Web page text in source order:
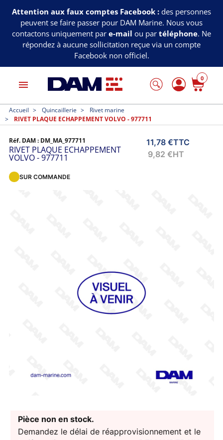
Attention aux faux comptes Facebook : des personnes
peuvent se faire passer pour DAM Marine. Nous vous
contactons uniquement par e-mail ou par téléphone. Ne
répondez à aucune sollicitation reçue via un compte
Facebook non officiel.
menu
0
Accueil Quincaillerie
Rivet marine
RIVET PLAQUE ECHAPPEMENT VOLVO - 977711
Réf. DAM : DM_MA_977711
RIVET PLAQUE ECHAPPEMENT
VOLVO - 977711
11,78 €TTC
9,82 €HT
SUR COMMANDE
Pièce non en stock.
Demandez le délai de réapprovisionnement et le